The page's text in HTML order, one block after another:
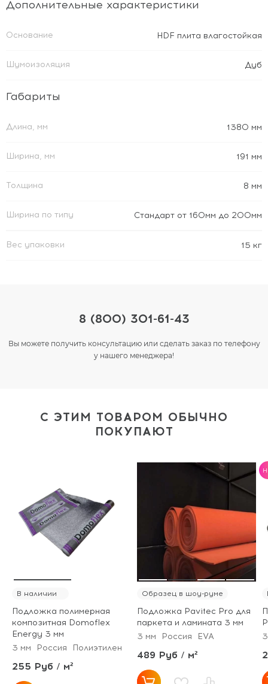
Дополнительные характеристики
Основание HDF плита влагостойкая
Шумоизоляция Дуб
Габариты
Длина, мм 1380 мм
Ширина, мм 191 мм
Толщина 8 мм
Ширина по типу Стандарт от 160мм до 200мм
Вес упаковки 15 кг
8 (800) 301-61-43
Вы можете получить консультацию или сделать заказ по телефону
у нашего менеджера!
С ЭТИМ ТОВАРОМ ОБЫЧНО
ПОКУПАЮТ
В наличии
Подложка полимерная
композитная Domoflex
Energy 3 мм
3 мм
Россия Полиэтилен
255 Руб / м²
Образец в шоу-руме
Подложка Pavitec Pro для
паркета и ламината 3 мм
3 мм
Россия EVA
489 Руб / м²